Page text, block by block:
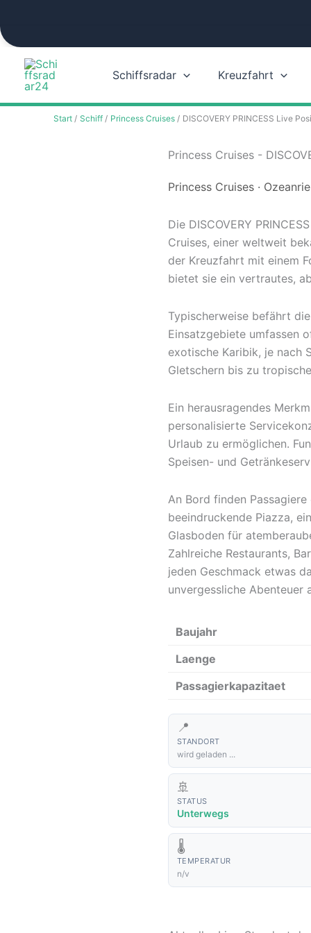
Zum
springen
Schiffsradar Kreuzfahrt
Start Schiff Princess Cruises DISCOVERY PRINCESS Live
Princess Cruises -
Princess Cruises ·
Die DISCOVERY
Cruises, einer weltweit
der Kreuzfahrt mit einem
bietet sie ein vertrautes,
Typischerweise befährt
Einsatzgebiete umfassen
exotische Karibik, je nach
Gletschern bis zu
Ein herausragendes
personalisierte
Urlaub zu ermöglichen.
Speisen- und
An Bord finden
beeindruckende Piazza,
Glasboden für
Zahlreiche Restaurants,
jeden Geschmack etwas
unvergessliche Abenteuer
Baujahr
Laenge
Passagierkapazitaet
📍
STANDORT
wird geladen ...
🚢
STATUS
Unterwegs
🌡️
TEMPERATUR
n/v